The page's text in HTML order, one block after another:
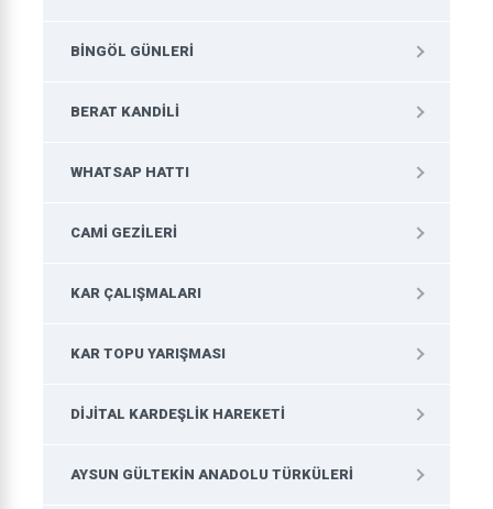
BINGÖL GÜNLERI
BERAT KANDILI
WHATSAP HATTI
CAMI GEZILERI
KAR ÇALIŞMALARI
KAR TOPU YARIŞMASI
DIJITAL KARDEŞLIK HAREKETI
AYSUN GÜLTEKIN ANADOLU TÜRKÜLERI